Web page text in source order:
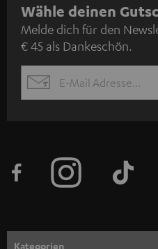
N
e
w
s
l
e
n
Wähle deinen
Melde dich für den
€ 45 als Dankeschön.
EMAIL
Kategorien